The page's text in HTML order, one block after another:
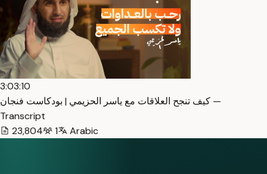
3:03:10
كيف تنجح العلاقات مع ياسر الحزيمي | بودكاست فنجان —
Transcript
23,804
1 Arabic